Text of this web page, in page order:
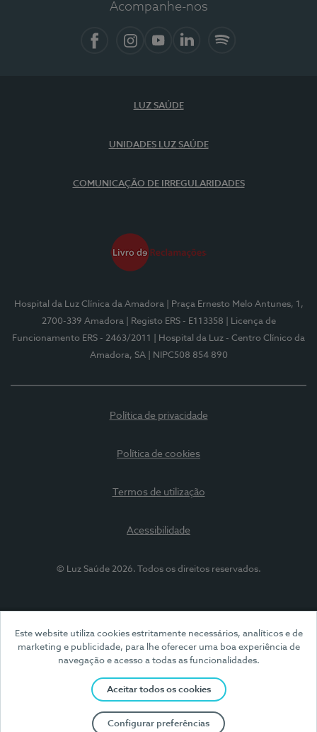
Este website utiliza cookies estritamente necessários, analíticos e de
marketing e publicidade, para lhe oferecer uma boa experiência de
navegação e acesso a todas as funcionalidades.
Aceitar todos os cookies
Configurar preferências
Acompanhe-nos
LUZ SAÚDE
UNIDADES LUZ SAÚDE
COMUNICAÇÃO DE IRREGULARIDADES
Hospital da Luz Clínica da Amadora
| Praça Ernesto Melo Antunes, 1,
2700-339 Amadora
| Registo ERS - E113358
| Licença de
Funcionamento ERS - 2463/2011
| Hospital da Luz - Centro Clínico da
Amadora, SA
| NIPC508 854 890
Política de privacidade
Política de cookies
Termos de utilização
Acessibilidade
© Luz Saúde 2026. Todos os direitos reservados.